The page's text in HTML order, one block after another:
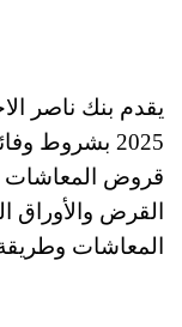
يقدم بنك ناصر
2025
قروض المعاشات
القرض
المعاشات